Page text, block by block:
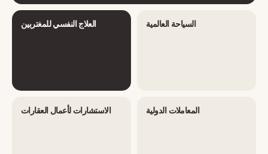
العلاج النفسي للمغتربين السياحة العالمية
الاستشارات لأعمال العقارات المعاملات الدولية